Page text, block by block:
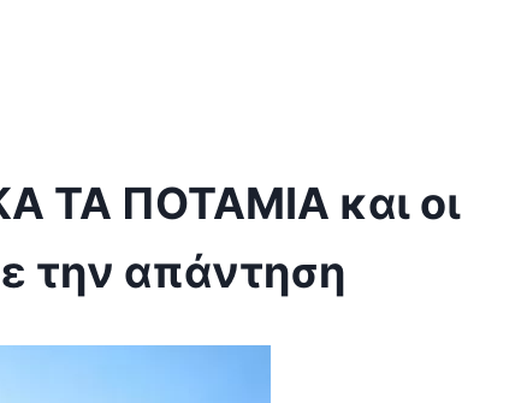
ΤΑ ΠΟΤΑΜΙΑ και οι
την απάντηση